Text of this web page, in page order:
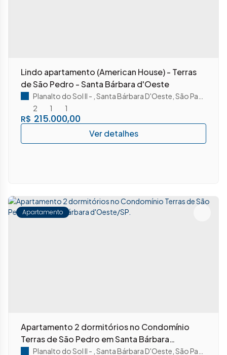
Lindo apartamento (American House) - Terras
de São Pedro - Santa Bárbara d'Oeste
R$ 215.000,00
Planalto do Sol II Santa Bárbara D'Oeste São Paulo
2
1 1
Apartamento
Apartamento 2 dormitórios no Condomínio
Terras de São Pedro em Santa Bárbara
d'Oeste/SP.
Planalto do Sol II Santa Bárbara D'Oeste São Paulo